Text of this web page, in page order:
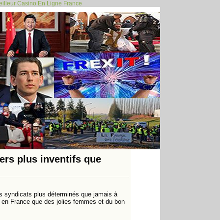
Casino En Ligne France
609 610620
630
640
650
660
670
680
> >>
plus inventifs que
syndicats plus déterminés que jamais à
France que des jolies femmes et du bon